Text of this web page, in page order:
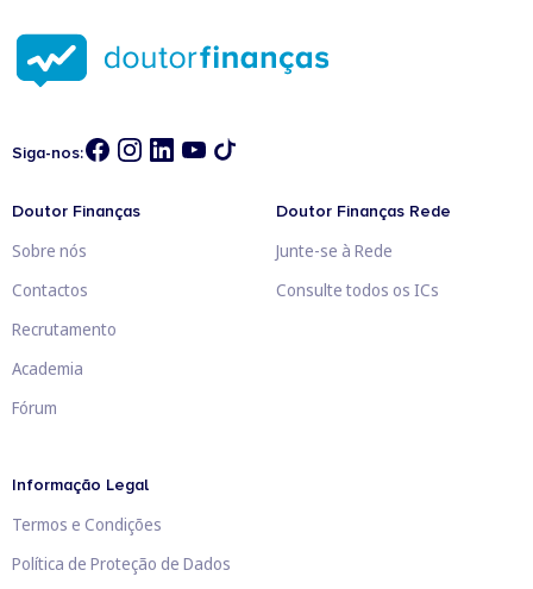
Siga-nos:
Doutor Finanças
Sobre nós
Contactos
Recrutamento
Academia
Fórum
Doutor Finanças Rede
Junte-se à Rede
Consulte todos os ICs
Informação Legal
Termos e Condições
Política de Proteção de Dados